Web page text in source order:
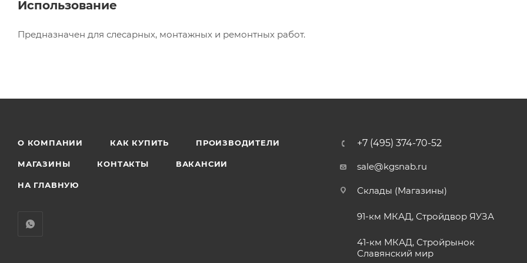
Использование
Предназначен для слесарных, монтажных и ремонтных работ.
О КОМПАНИИ КАК КУПИТЬ ПРОИЗВОДИТЕЛИ
МАГАЗИНЫ КОНТАКТЫ ВАКАНСИИ
НА ГЛАВНУЮ
+7 (495) 374-70-52
sale@kgsnab.ru
Склады (Магазины)
91-км МКАД, Стройдвор ЯУЗА
41-км МКАД, Стройрынок
Славянский мир